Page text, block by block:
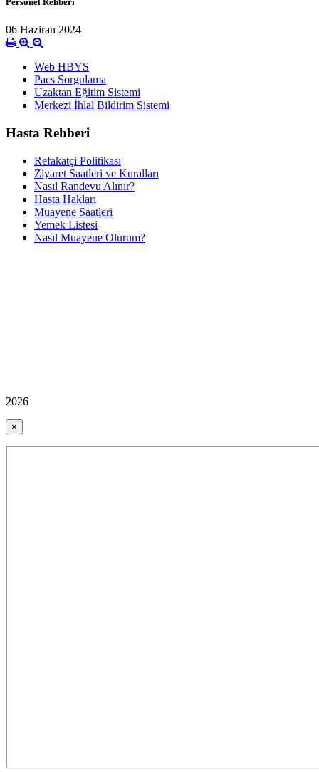
06 Haziran 2024
Web HBYS
Pacs Sorgulama
Uzaktan Eğitim Sistemi
Merkezi İhlal Bildirim Sistemi
Hasta Rehberi
Refakatçi Politikası
Ziyaret Saatleri ve Kuralları
Nasıl Randevu Alınır?
Hasta Hakları
Muayene Saatleri
Yemek Listesi
Nasıl Muayene Olurum?
2026
×